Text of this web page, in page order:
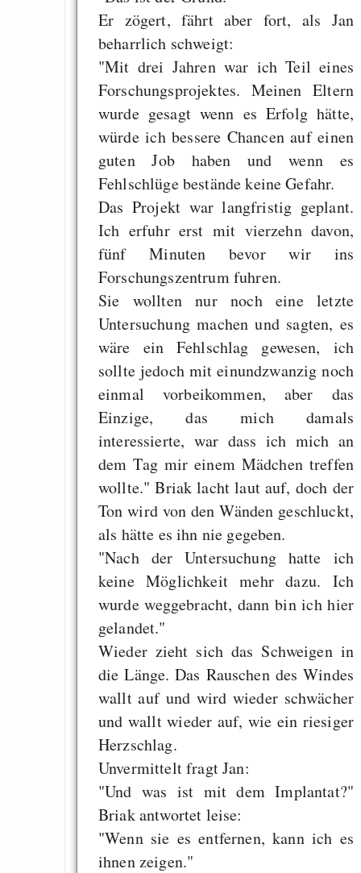
Er zögert, fährt aber fort, als Jan
beharrlich schweigt:
"Mit drei Jahren war ich Teil eines
Forschungsprojektes. Meinen Eltern
wurde gesagt wenn es Erfolg hätte,
würde ich bessere Chancen auf einen
guten Job haben und wenn es
Fehlschlüge bestände keine Gefahr.
Das Projekt war langfristig geplant.
Ich erfuhr erst mit vierzehn davon,
fünf Minuten bevor wir ins
Forschungszentrum fuhren.
Sie wollten nur noch eine letzte
Untersuchung machen und sagten, es
wäre ein Fehlschlag gewesen, ich
sollte jedoch mit einundzwanzig noch
einmal vorbeikommen, aber das
Einzige, das mich damals
interessierte, war dass ich mich an
dem Tag mir einem Mädchen treffen
wollte." Briak lacht laut auf, doch der
Ton wird von den Wänden geschluckt,
als hätte es ihn nie gegeben.
"Nach der Untersuchung hatte ich
keine Möglichkeit mehr dazu. Ich
wurde weggebracht, dann bin ich hier
gelandet."
Wieder zieht sich das Schweigen in
die Länge. Das Rauschen des Windes
wallt auf und wird wieder schwächer
und wallt wieder auf, wie ein riesiger
Herzschlag.
Unvermittelt fragt Jan:
"Und was ist mit dem Implantat?"
Briak antwortet leise:
"Wenn sie es entfernen, kann ich es
ihnen zeigen."